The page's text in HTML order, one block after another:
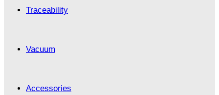
Traceability
Vacuum
Accessories